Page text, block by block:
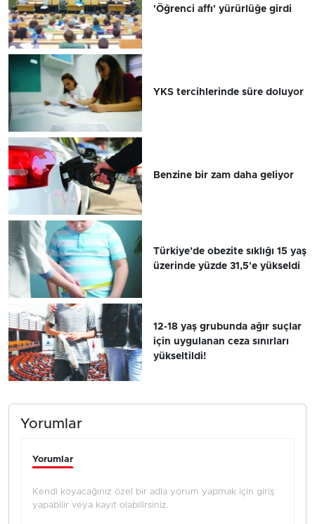
'Öğrenci affı' yürürlüğe girdi
YKS tercihlerinde süre doluyor
Benzine bir zam daha geliyor
Türkiye’de obezite sıklığı 15 yaş
üzerinde yüzde 31,5'e yükseldi
12-18 yaş grubunda ağır suçlar
için uygulanan ceza sınırları
yükseltildi!
Yorumlar
Yorumlar
Kendi koyacağınız özel bir adla yorum yapmak için giriş
yapabilir veya kayıt olabilirsiniz.